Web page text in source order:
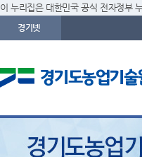
이 누리집은 대한민국 공식 전자정부
경기넷